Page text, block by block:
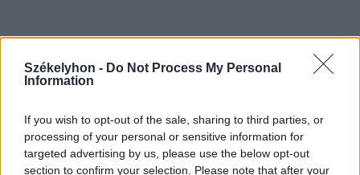
Székelyhon - Do Not Process My Personal
Information
If you wish to opt-out of the sale, sharing to third parties, or
processing of your personal or sensitive information for
targeted advertising by us, please use the below opt-out
section to confirm your selection. Please note that after your